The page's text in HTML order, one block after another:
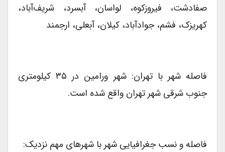
صفادشت، فیروزکوه، لواسان، آبسرد، شریف‌آباد،
کهریزک، فشم، جوادآباد، کیلان، آبعلی، ارجمند
فاصله شهر با تهران: شهر ورامین در ۳۵ کیلومتری
جنوب شرقی شهر تهران واقع شده ‌است.
فاصله و نسب جغرافیایی شهر با شهرهای مهم نزدیک: